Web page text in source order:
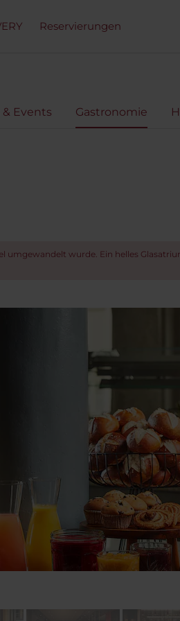
Reservierungen
Events Gastronomie
umgewandelt wurde. Ein helles